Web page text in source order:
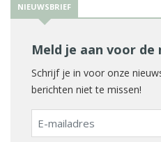
NIEUWSBRIEF
Meld je aan voor de
Schrijf je in voor onze
berichten niet te missen!
E-
mailadres